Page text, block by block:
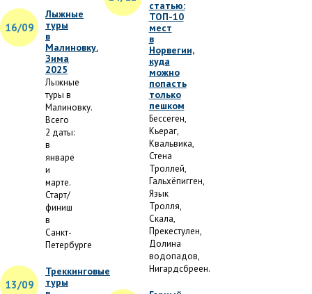
16/09
Лыжные
туры
в
Малиновку.
Зима
2025
Лыжные
туры в
Малиновку.
Всего
2 даты:
в
январе
и
марте.
Старт/
финиш
в
Санкт-
Петербурге
13/09
Треккинговые
туры
статью:
ТОП-10
мест
в
Норвегии,
куда
можно
попасть
только
пешком
Бессеген,
Кьераг,
Квальвика,
Стена
Троллей,
Гальхёпигген,
Язык
Тролля,
Скала,
Прекестулен,
Долина
водопадов,
Нигардсбреен.